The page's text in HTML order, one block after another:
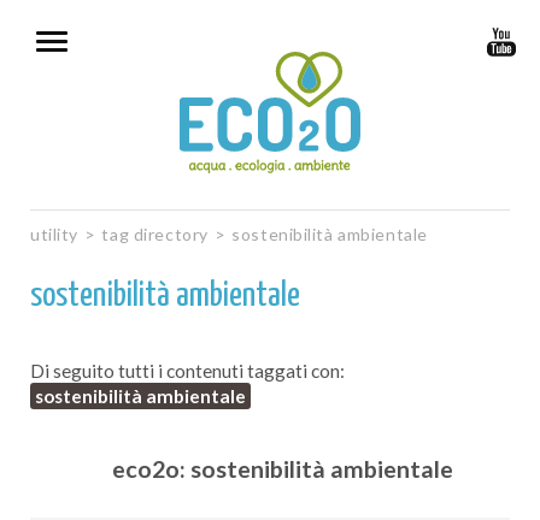
utility > tag directory > sostenibilità ambientale
sostenibilità ambientale
Di seguito tutti i contenuti taggati con:
sostenibilità ambientale
eco2o: sostenibilità ambientale